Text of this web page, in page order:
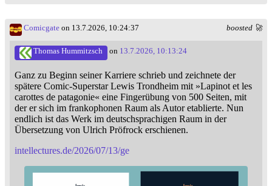
boosted 🚀
Comicgate on 13.7.2026, 10:24:37
Thomas Hummitzsch on 13.7.2026, 10:13:24
Ganz zu Beginn seiner Karriere schrieb und zeichnete der
spätere Comic-Superstar Lewis Trondheim mit »Lapinot et les
carottes de patagonie« eine Fingerübung von 500 Seiten, mit
der er sich im frankophonen Raum als Autor etablierte. Nun
endlich ist das Werk im deutschsprachigen Raum in der
Übersetzung von Ulrich Pröfrock erschienen.
intellectures.de/2026/07/13/ge